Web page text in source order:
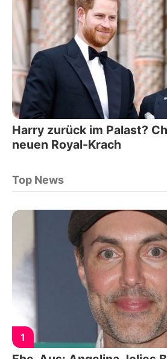
Harry zurück im Palast?
neuen Royal-Krach
Top News
1